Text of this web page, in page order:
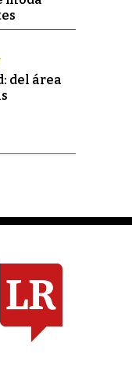
del área